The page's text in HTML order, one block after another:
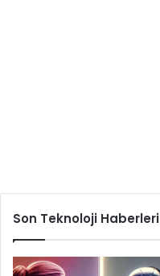
Son Teknoloji Haberleri